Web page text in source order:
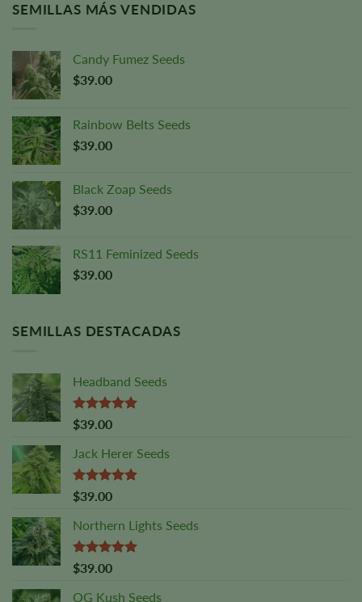
SEMILLAS MÁS VENDIDAS
Candy Fumez Seeds
$39.00
Rainbow Belts Seeds
$39.00
Black Zoap Seeds
$39.00
RS11 Feminized Seeds
$39.00
SEMILLAS DESTACADAS
Headband Seeds
Valorado
con
sobre 5
$39.00
Jack Herer Seeds
Valoración:
4,88
5
$39.00
Northern Lights Seeds
Valorado
con
sobre 5
$39.00
OG Kush Seeds